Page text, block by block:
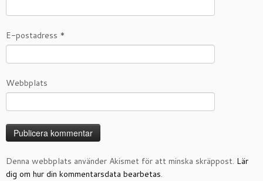
E-postadress *
Webbplats
Denna webbplats använder Akismet för att minska skräppost. Lär
dig om hur din kommentarsdata bearbetas.